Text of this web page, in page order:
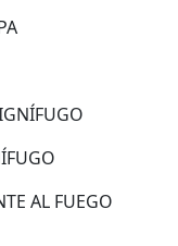
AL FUEGO